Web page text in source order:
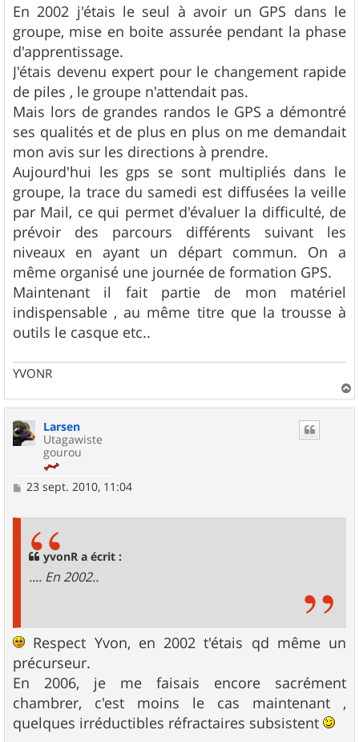
s
s
a
g
e
En 2002 j'étais le seul à avoir un GPS dans le
groupe, mise en boite assurée pendant la phase
d'apprentissage.
J'étais devenu expert pour le changement rapide
de piles , le groupe n'attendait pas.
Mais lors de grandes randos le GPS a démontré
ses qualités et de plus en plus on me demandait
mon avis sur les directions à prendre.
Aujourd'hui les gps se sont multipliés dans le
groupe, la trace du samedi est diffusées la veille
par Mail, ce qui permet d'évaluer la difficulté, de
prévoir des parcours différents suivant les
niveaux en ayant un départ commun. On a
même organisé une journée de formation GPS.
Maintenant il fait partie de mon matériel
indispensable , au même titre que la trousse à
outils le casque etc..
YVONR
a
Larsen
Utagawiste
gourou
M
23 sept. 2010, 11:04
yvonR a écrit :
.... En 2002..
Respect Yvon, en 2002 t'étais qd même un
précurseur.
En 2006, je me faisais encore sacrément
chambrer, c'est moins le cas maintenant ,
quelques irréductibles réfractaires subsistent